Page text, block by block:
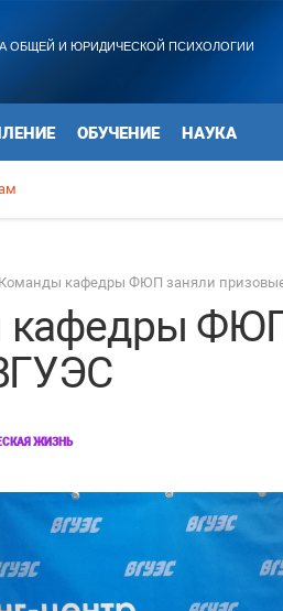
ОБЩЕЙ И ЮРИДИЧЕСКОЙ ПСИХОЛОГИИ
ОБУЧЕНИЕ НАУКА
Команды кафедры ФЮП заняли призовые
ФЮП
ЖИЗНЬ